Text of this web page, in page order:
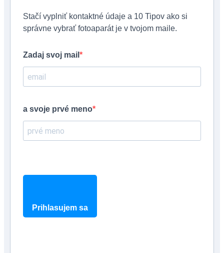
Stačí vyplniť kontaktné údaje a 10 Tipov ako si
správne vybrať fotoaparát je v tvojom maile.
Zadaj svoj mail
a svoje prvé meno
Prihlasujem sa